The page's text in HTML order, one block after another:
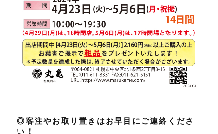
◎客注やお取り置きはお早目にご連絡くださ
い！